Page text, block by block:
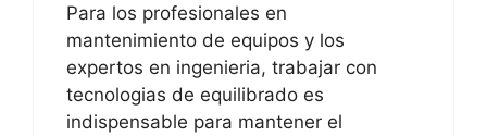
Para los profesionales en
mantenimiento de equipos y los
expertos en ingenieria, trabajar con
tecnologias de equilibrado es
indispensable para mantener el